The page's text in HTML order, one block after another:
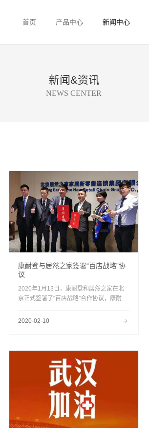
首页 产品中心 新闻中心
新闻&资讯
NEWS CENTER
康耐登与居然之家签署“百店战略”协
议
2020年1月13日，康耐登和居然之家在北
京正式签署了“百店战略”合作协议，康耐登
方正式签约。双方表示，将在2020年就专
2020-02-10